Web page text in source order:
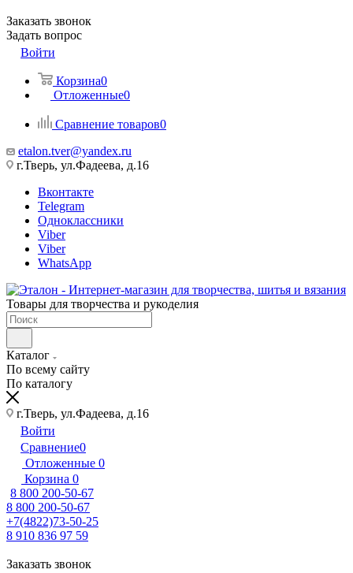
Заказать звонок
Задать вопрос
Войти
Корзина0
Отложенные0
Сравнение товаров0
etalon.tver@yandex.ru
г.Тверь, ул.Фадеева, д.16
Вконтакте
Telegram
Одноклассники
Viber
Viber
WhatsApp
Товары для творчества и рукоделия
Каталог
По всему сайту
По каталогу
г.Тверь, ул.Фадеева, д.16
Войти
Сравнение0
Отложенные 0
Корзина 0
8 800 200-50-67
8 800 200-50-67
+7(4822)73-50-25
8 910 836 97 59
Заказать звонок